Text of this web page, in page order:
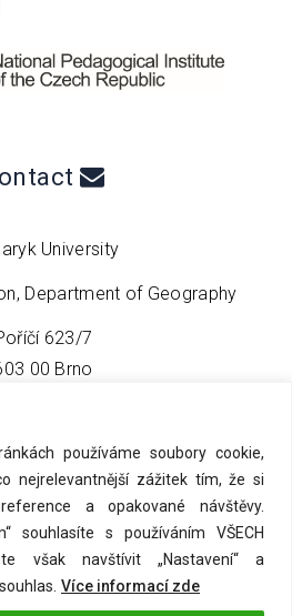
používáme soubory cookie,
nejrelevantnější zážitek tím, že si
a opakované návštěvy.
souhlasíte s používáním VŠECH
však navštívit „Nastavení“ a
Více informací zde
University
Department of Geography
623/7
00 Brno